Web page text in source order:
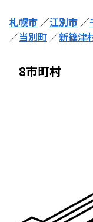
札幌市 ／江別市 ／
／当別町 ／新篠津
8市町村